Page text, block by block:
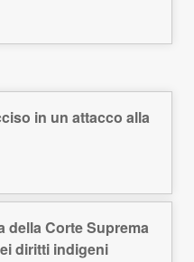
in un attacco alla
della Corte Suprema
diritti indigeni